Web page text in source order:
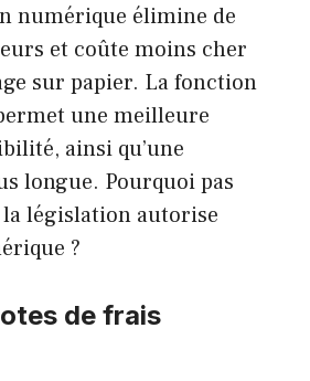
numérique élimine de
et coûte moins cher
sur papier. La fonction
une meilleure
ainsi qu’une
longue. Pourquoi pas
législation autorise
?
de frais